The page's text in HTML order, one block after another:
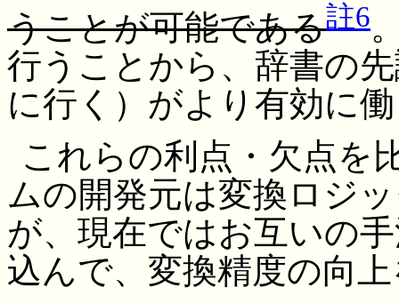
うことが可能である註6
行うことから、辞書の
に行く）がより有効に
これらの利点・欠点を
ムの開発元は変換ロジ
が、現在ではお互いの
込んで、変換精度の向